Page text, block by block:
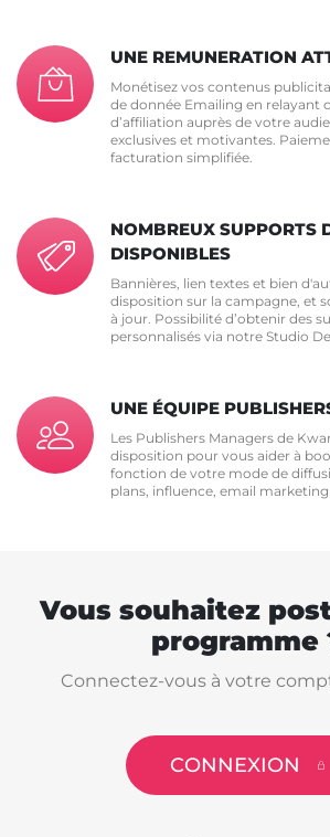
UNE REMUNERATION
Monétisez vos contenus
de donnée Emailing en relayant
d’affiliation auprès de votre
exclusives et motivantes.
facturation simplifiée.
NOMBREUX SUPPORTS
DISPONIBLES
Bannières, lien textes et bien
disposition sur la campagne, et
à jour. Possibilité d’obtenir des
personnalisés via notre Studio
UNE ÉQUIPE
Les Publishers Managers de
disposition pour vous aider à
fonction de votre mode de
plans, influence, email
Vous souhaitez
programme
Connectez-vous à votre
CONNEXION